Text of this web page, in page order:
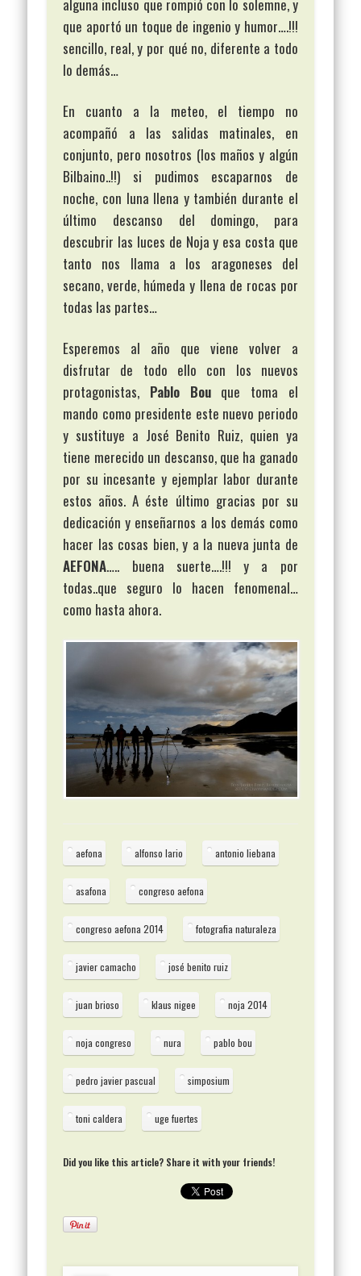
alguna incluso que rompió con lo solemne, y
que aportó un toque de ingenio y humor….!!!
sencillo, real, y por qué no, diferente a todo
lo demás…
En cuanto a la meteo, el tiempo no
acompañó a las salidas matinales, en
conjunto, pero nosotros (los maños y algún
Bilbaino..!!) si pudimos escaparnos de
noche, con luna llena y también durante el
último descanso del domingo, para
descubrir las luces de Noja y esa costa que
tanto nos llama a los aragoneses del
secano, verde, húmeda y llena de rocas por
todas las partes…
Esperemos al año que viene volver a
disfrutar de todo ello con los nuevos
protagonistas, Pablo Bouque toma el
mando como presidente este nuevo periodo
y sustituye a José Benito Ruiz, quien ya
tiene merecido un descanso, que ha ganado
por su incesante y ejemplar labor durante
estos años. A éste último gracias por su
dedicación y enseñarnos a los demás como
hacer las cosas bien, y a la nueva junta de
AEFONA….. buena suerte….!!! y a por
todas..que seguro lo hacen fenomenal…
como hasta ahora.
aefona alfonso lario antonio liebana
asafona congreso aefona
congreso aefona 2014 fotografia naturaleza
javier camacho josé benito ruiz
juan brioso klaus nigee noja 2014
noja congreso nura pablo bou
pedro javier pascual simposium
toni caldera uge fuertes
Did you like this article? Share it with your friends!